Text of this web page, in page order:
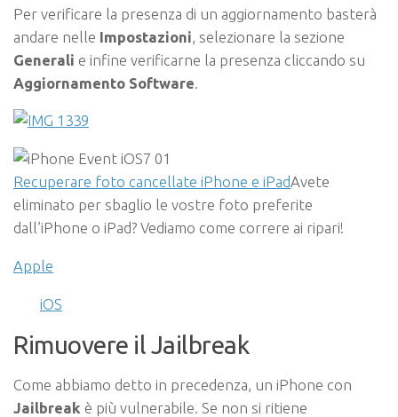
Per verificare la presenza di un aggiornamento basterà
andare nelle Impostazioni , selezionare la sezione
Generali e infine verificarne la presenza cliccando su
Aggiornamento Software
Recuperare foto cancellate iPhone e iPadAvete
eliminato per sbaglio le vostre foto preferite
dall’iPhone o iPad? Vediamo come correre ai ripari!
Apple
iOS
Rimuovere il Jailbreak
Come abbiamo detto in precedenza, un iPhone con
Jailbreak è più vulnerabile. Se non si ritiene